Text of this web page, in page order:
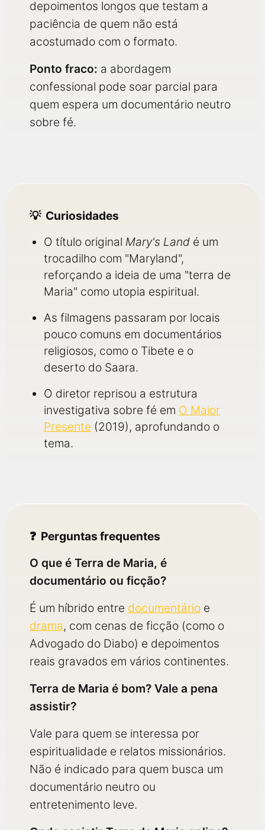
depoimentos longos que testam a
paciência de quem não está
acostumado com o formato.
Ponto fraco: a abordagem
confessional pode soar parcial para
quem espera um documentário neutro
sobre fé.
Curiosidades
O título original Mary's Land é um
trocadilho com "Maryland",
reforçando a ideia de uma "terra de
Maria" como utopia espiritual.
As filmagens passaram por locais
pouco comuns em documentários
religiosos, como o Tibete e o
deserto do Saara.
O diretor reprisou a estrutura
investigativa sobre fé em O Maior
Presente (2019), aprofundando o
tema.
Perguntas frequentes
O que é Terra de Maria, é
documentário ou ficção?
É um híbrido entre documentário e
drama, com cenas de ficção (como o
Advogado do Diabo) e depoimentos
reais gravados em vários continentes.
Terra de Maria é bom? Vale a pena
assistir?
Vale para quem se interessa por
espiritualidade e relatos missionários.
Não é indicado para quem busca um
documentário neutro ou
entretenimento leve.